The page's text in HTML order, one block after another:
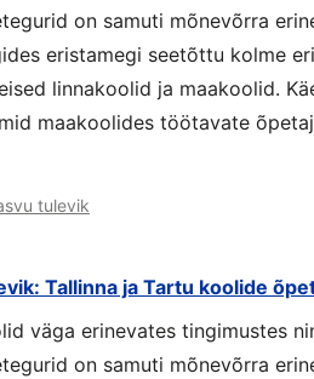
on samuti mõnevõrra
eristamegi seetõttu kolme
linnakoolid ja maakoolid.
maakoolides töötavate
tulevik
Tallinna ja Tartu koolide
väga erinevates tingimustes
on samuti mõnevõrra